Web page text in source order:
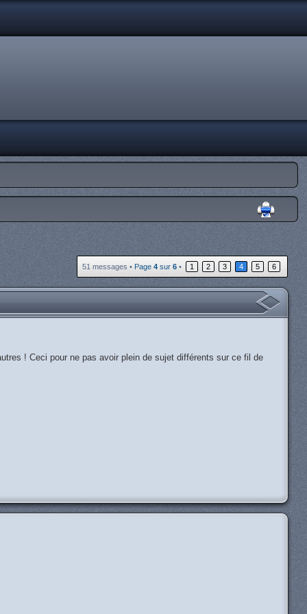
51 messages • Page 4 sur 6 • 1 2 3 4 5 6
! Ceci pour ne pas avoir plein de sujet différents sur ce fil de